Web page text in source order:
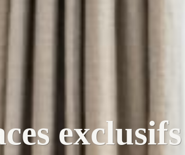
exclusifs